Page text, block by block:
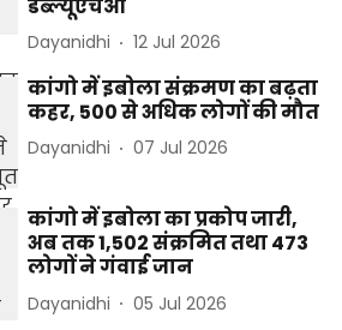
डब्ल्यूएचओ
Dayanidhi 12 Jul 2026
कांगो में इबोला संक्रमण का बढ़ता
कहर, 500 से अधिक लोगों की मौत
Dayanidhi 07 Jul 2026
कांगो में इबोला का प्रकोप जारी,
अब तक 1,502 संक्रमित तथा 473
लोगों ने गंवाई जान
Dayanidhi 05 Jul 2026